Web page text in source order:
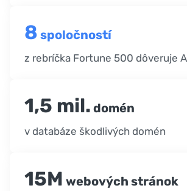
8 spoločností
z rebríčka Fortune 500 dôveruje
1,5 mil. domén
v databáze škodlivých domén
15M webových stránok